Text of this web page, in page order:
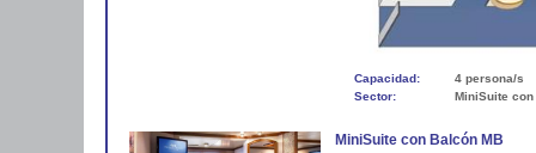
Capacidad:
4 persona/s
Sector:
MiniSuite
MiniSuite con Balcón MB